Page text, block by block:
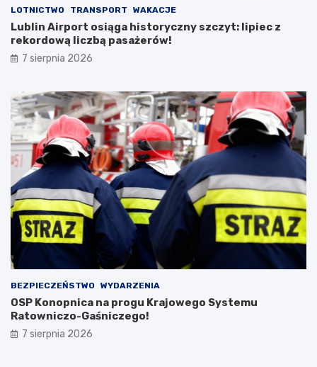
LOTNICTWO TRANSPORT WAKACJE
Lublin Airport osiąga historyczny szczyt: lipiec z
rekordową liczbą pasażerów!
7 sierpnia 2026
BEZPIECZEŃSTWO WYDARZENIA
OSP Konopnica na progu Krajowego Systemu
Ratowniczo-Gaśniczego!
7 sierpnia 2026